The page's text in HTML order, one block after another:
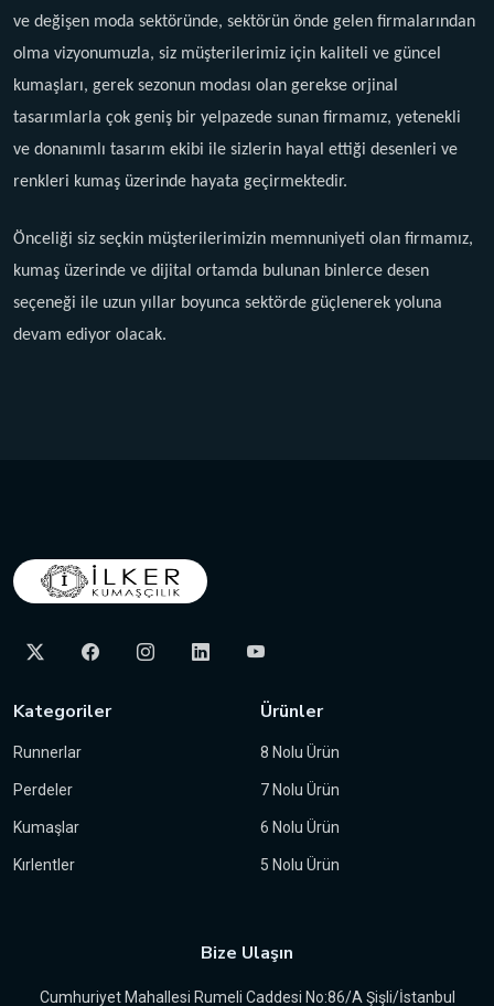
ve değişen moda sektöründe, sektörün önde gelen firmalarından
olma vizyonumuzla, siz müşterilerimiz için kaliteli ve güncel
kumaşları, gerek sezonun modası olan gerekse orjinal
tasarımlarla çok geniş bir yelpazede sunan firmamız, yetenekli
ve donanımlı tasarım ekibi ile sizlerin hayal ettiği desenleri ve
renkleri kumaş üzerinde hayata geçirmektedir.
Önceliği siz seçkin müşterilerimizin memnuniyeti olan firmamız,
kumaş üzerinde ve dijital ortamda bulunan binlerce desen
seçeneği ile uzun yıllar boyunca sektörde güçlenerek yoluna
devam ediyor olacak.
Kategoriler
Runnerlar
Perdeler
Kumaşlar
Kırlentler
Ürünler
8 Nolu Ürün
7 Nolu Ürün
6 Nolu Ürün
5 Nolu Ürün
Bize Ulaşın
Cumhuriyet Mahallesi Rumeli Caddesi No:86/A Şişli/İstanbul